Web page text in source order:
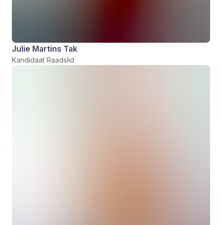
Julie Martins Tak
Kandidaat Raadslid